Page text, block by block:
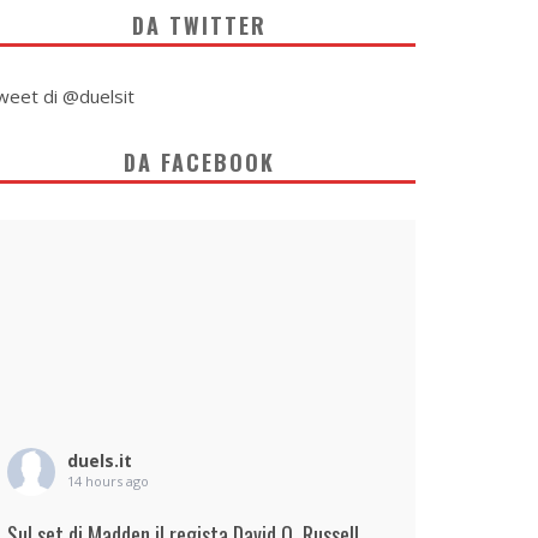
DA TWITTER
di @duelsit
DA FACEBOOK
duels.it
14 hours ago